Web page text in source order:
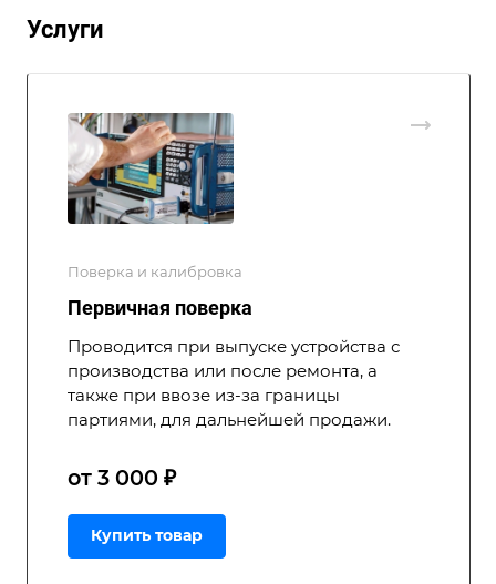
Услуги
Поверка и калибровка
Первичная поверка
Проводится при выпуске устройства с
производства или после ремонта, а
также при ввозе из-за границы
партиями, для дальнейшей продажи.
от 3 000 ₽
Купить товар